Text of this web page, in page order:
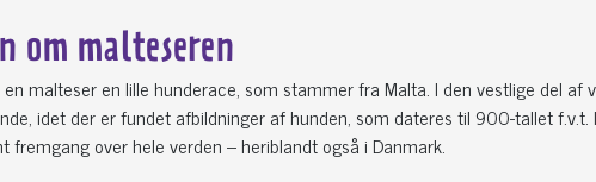
om malteseren
malteser en lille hunderace, som stammer fra Malta. I den vestlige del
idet der er fundet afbildninger af hunden, som dateres til 900-tallet f.v.t.
over hele verden – heriblandt også i Danmark.